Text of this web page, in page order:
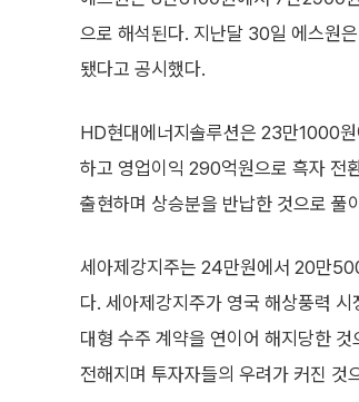
으로 해석된다. 지난달 30일 에스원
됐다고 공시했다.
HD현대에너지솔루션은 23만1000
하고 영업이익 290억원으로 흑자 전
출현하며 상승분을 반납한 것으로 풀
세아제강지주는 24만원에서 20만
다. 세아제강지주가 영국 해상풍력
대형 수주 계약을 연이어 해지당한
전해지며 투자자들의 우려가 커진 것